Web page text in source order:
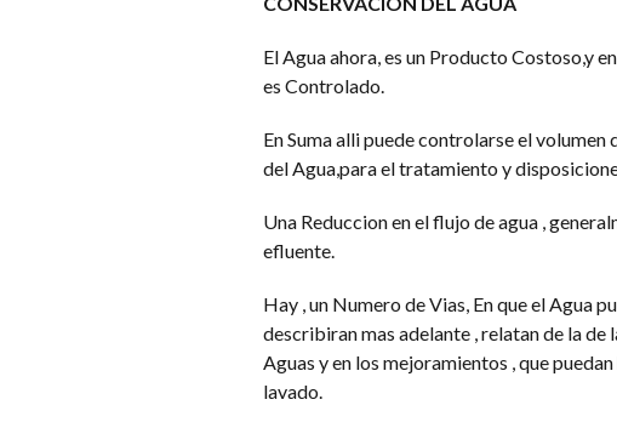
El Agua ahora, es un Producto Costoso,y
es Controlado.
En Suma alli puede controlarse el
del Agua,para el tratamiento y
Una Reduccion en el flujo de agua ,
efluente.
Hay , un Numero de Vias, En que el Agua
describiran mas adelante , relatan de la de
Aguas y en los mejoramientos , que
lavado.